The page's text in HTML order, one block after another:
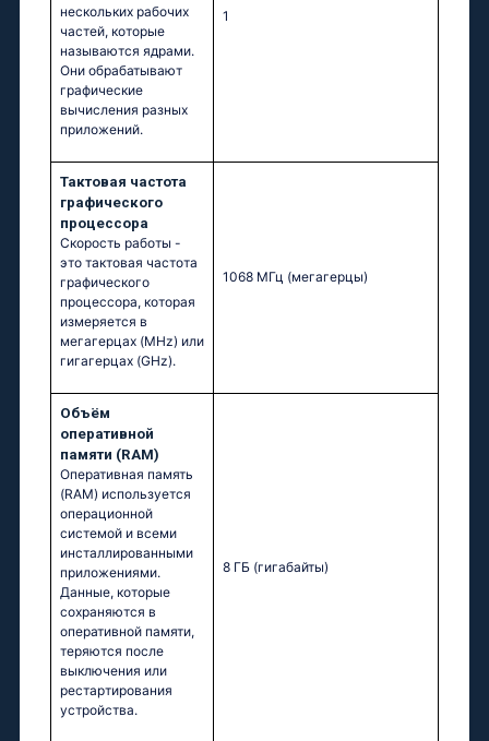
нескольких рабочих
частей, которые
называются ядрами.
Они обрабатывают
графические
вычисления разных
приложений.
1
Тактовая частота
графического
процессора
Скорость работы -
это тактовая частота
графического
процессора, которая
измеряется в
мегагерцах (MHz) или
гигагерцах (GHz).
1068 МГц (мегагерцы)
Объём
оперативной
памяти (RAM)
Оперативная память
(RAM) используется
операционной
системой и всеми
инсталлированными
приложениями.
Данные, которые
сохраняются в
оперативной памяти,
теряются после
выключения или
рестартирования
устройства.
8 ГБ (гигабайты)